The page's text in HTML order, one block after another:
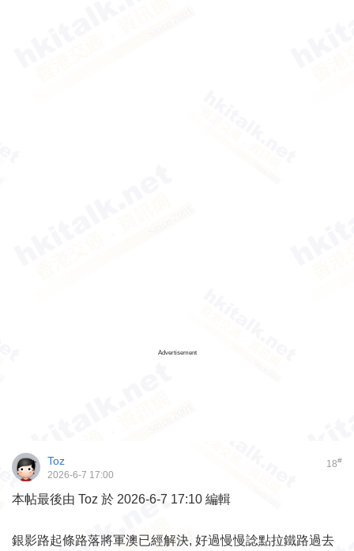
Advertisement
18#
Toz
2026-6-7 17:00
本帖最後由 Toz 於 2026-6-7 17:10 編輯
銀影路起條路落將軍澳已經解決, 好過慢慢諗點拉鐵路過去